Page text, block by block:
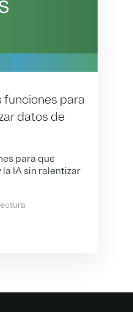
funciones para
datos de
para que
IA sin ralentizar